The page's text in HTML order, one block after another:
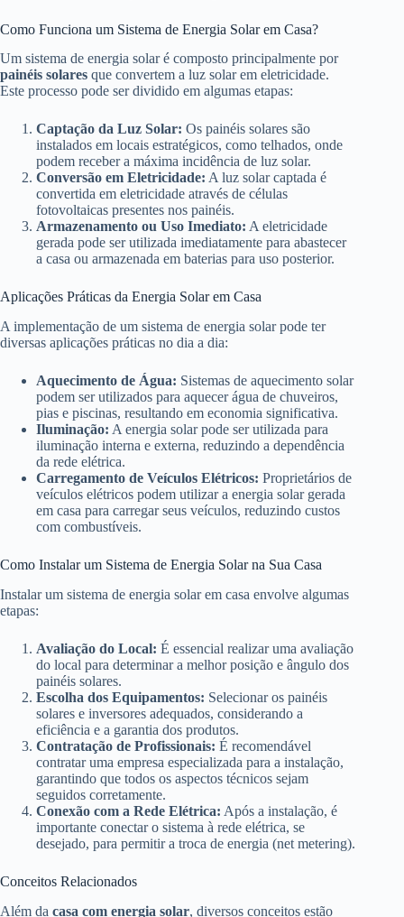
Como Funciona um Sistema de Energia Solar em Casa?
Um sistema de energia solar é composto principalmente por
painéis solares que convertem a luz solar em eletricidade.
Este processo pode ser dividido em algumas etapas:
Captação da Luz Solar: Os painéis solares são
instalados em locais estratégicos, como telhados, onde
podem receber a máxima incidência de luz solar.
Conversão em Eletricidade: A luz solar captada é
convertida em eletricidade através de células
fotovoltaicas presentes nos painéis.
Armazenamento ou Uso Imediato: A eletricidade
gerada pode ser utilizada imediatamente para abastecer
a casa ou armazenada em baterias para uso posterior.
Aplicações Práticas da Energia Solar em Casa
A implementação de um sistema de energia solar pode ter
diversas aplicações práticas no dia a dia:
Aquecimento de Água: Sistemas de aquecimento solar
podem ser utilizados para aquecer água de chuveiros,
pias e piscinas, resultando em economia significativa.
Iluminação: A energia solar pode ser utilizada para
iluminação interna e externa, reduzindo a dependência
da rede elétrica.
Carregamento de Veículos Elétricos: Proprietários de
veículos elétricos podem utilizar a energia solar gerada
em casa para carregar seus veículos, reduzindo custos
com combustíveis.
Como Instalar um Sistema de Energia Solar na Sua Casa
Instalar um sistema de energia solar em casa envolve algumas
etapas:
Avaliação do Local: É essencial realizar uma avaliação
do local para determinar a melhor posição e ângulo dos
painéis solares.
Escolha dos Equipamentos: Selecionar os painéis
solares e inversores adequados, considerando a
eficiência e a garantia dos produtos.
Contratação de Profissionais: É recomendável
contratar uma empresa especializada para a instalação,
garantindo que todos os aspectos técnicos sejam
seguidos corretamente.
Conexão com a Rede Elétrica: Após a instalação, é
importante conectar o sistema à rede elétrica, se
desejado, para permitir a troca de energia (net metering).
Conceitos Relacionados
Além da casa com energia solar, diversos conceitos estão